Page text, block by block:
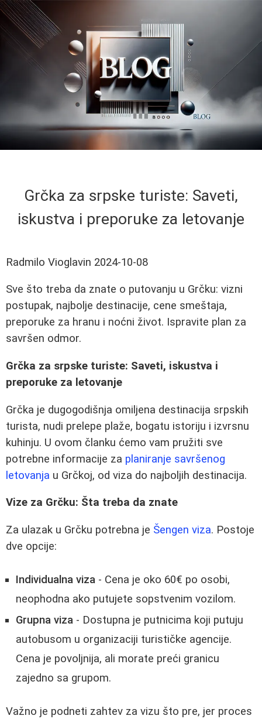
Grčka za srpske turiste: Saveti,
iskustva i preporuke za letovanje
Radmilo Vioglavin 2024-10-08
Sve što treba da znate o putovanju u Grčku: vizni
postupak, najbolje destinacije, cene smeštaja,
preporuke za hranu i noćni život. Ispravite plan za
savršen odmor.
Grčka za srpske turiste: Saveti, iskustva i
preporuke za letovanje
Grčka je dugogodišnja omiljena destinacija srpskih
turista, nudi prelepe plaže, bogatu istoriju i izvrsnu
kuhinju. U ovom članku ćemo vam pružiti sve
potrebne informacije za planiranje savršenog
letovanja u Grčkoj, od viza do najboljih destinacija.
Vize za Grčku: Šta treba da znate
Za ulazak u Grčku potrebna je Šengen viza. Postoje
dve opcije:
Individualna viza - Cena je oko 60€ po osobi,
neophodna ako putujete sopstvenim vozilom.
Grupna viza - Dostupna je putnicima koji putuju
autobusom u organizaciji turističke agencije.
Cena je povoljnija, ali morate preći granicu
zajedno sa grupom.
Važno je podneti zahtev za vizu što pre, jer proces